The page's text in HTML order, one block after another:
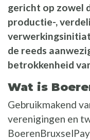
gericht op zowel
productie-,
de reeds
betrokkenheid
Wat is
Gebruikmakend
verenigingen en